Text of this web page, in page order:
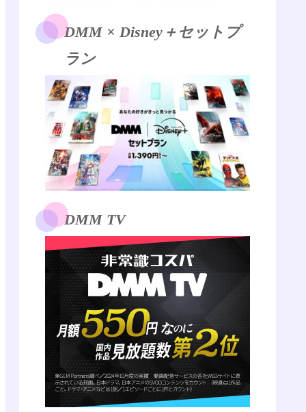
DMM × Disney＋セットプ
ラン
DMM TV